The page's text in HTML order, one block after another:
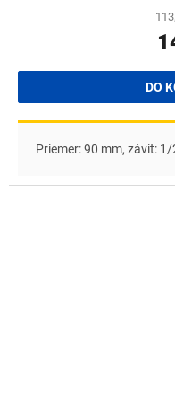
DO
Priemer: 90 mm, závit: